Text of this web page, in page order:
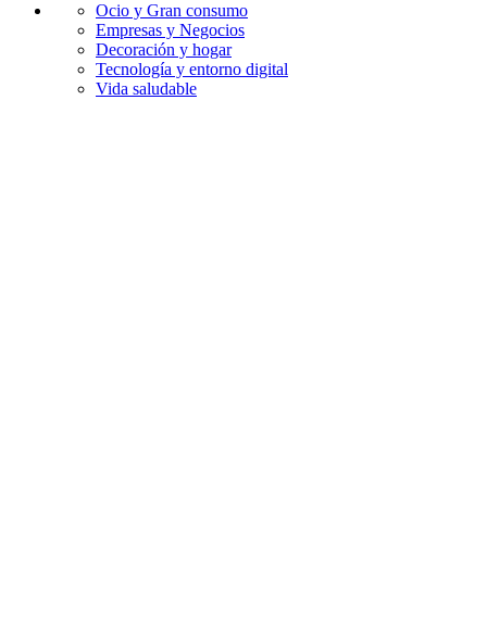
Ocio y Gran consumo
Empresas y Negocios
Decoración y hogar
Tecnología y entorno digital
Vida saludable